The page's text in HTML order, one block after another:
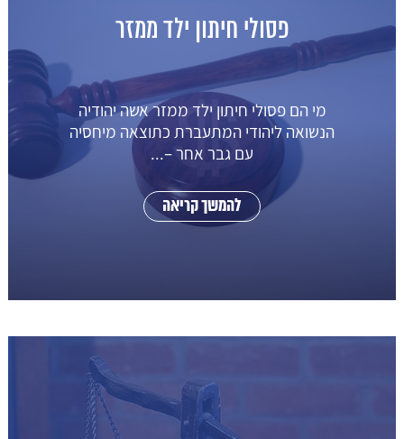
פסולי חיתון ילד ממזר
מי הם פסולי חיתון ילד ממזר אשה יהודיה
הנשואה ליהודי המתעברת כתוצאה מיחסיה
עם גבר אחר –...
להמשך קריאה